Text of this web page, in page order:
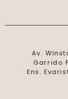
Av.
Garrido
Ens.